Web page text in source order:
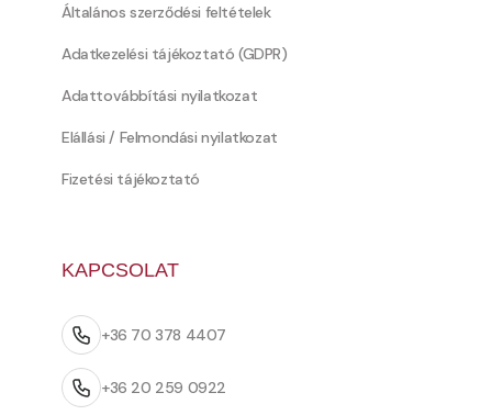
Általános szerződési feltételek
Adatkezelési tájékoztató (GDPR)
Adattovábbítási nyilatkozat
Elállási / Felmondási nyilatkozat
Fizetési tájékoztató
KAPCSOLAT
+36 70 378 4407
+36 20 259 0922